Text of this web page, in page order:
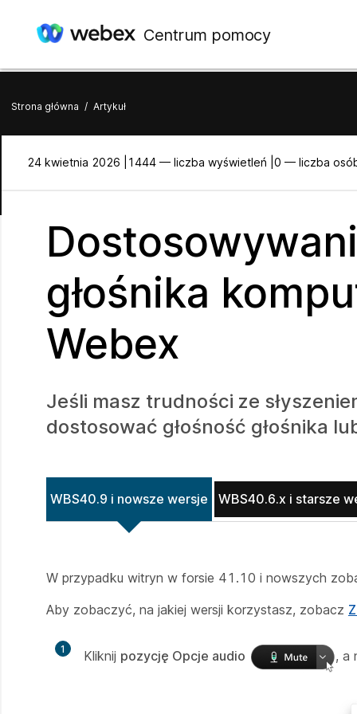
Centrum pomocy
Strona główna / Artykuł
24 kwietnia 2026 | 1444 — liczba wyświetleń | 0 — liczba
głośnika
Webex
Jeśli masz trudności ze
dostosować głośność głośnika
WBS40.9 i nowsze wersje WBS40.6.x i starsze
W przypadku witryn w forsie 41.10 i nowszych
Aby zobaczyć, na jakiej wersji korzystasz, zobacz
1 Kliknij pozycję Opcje audio , a